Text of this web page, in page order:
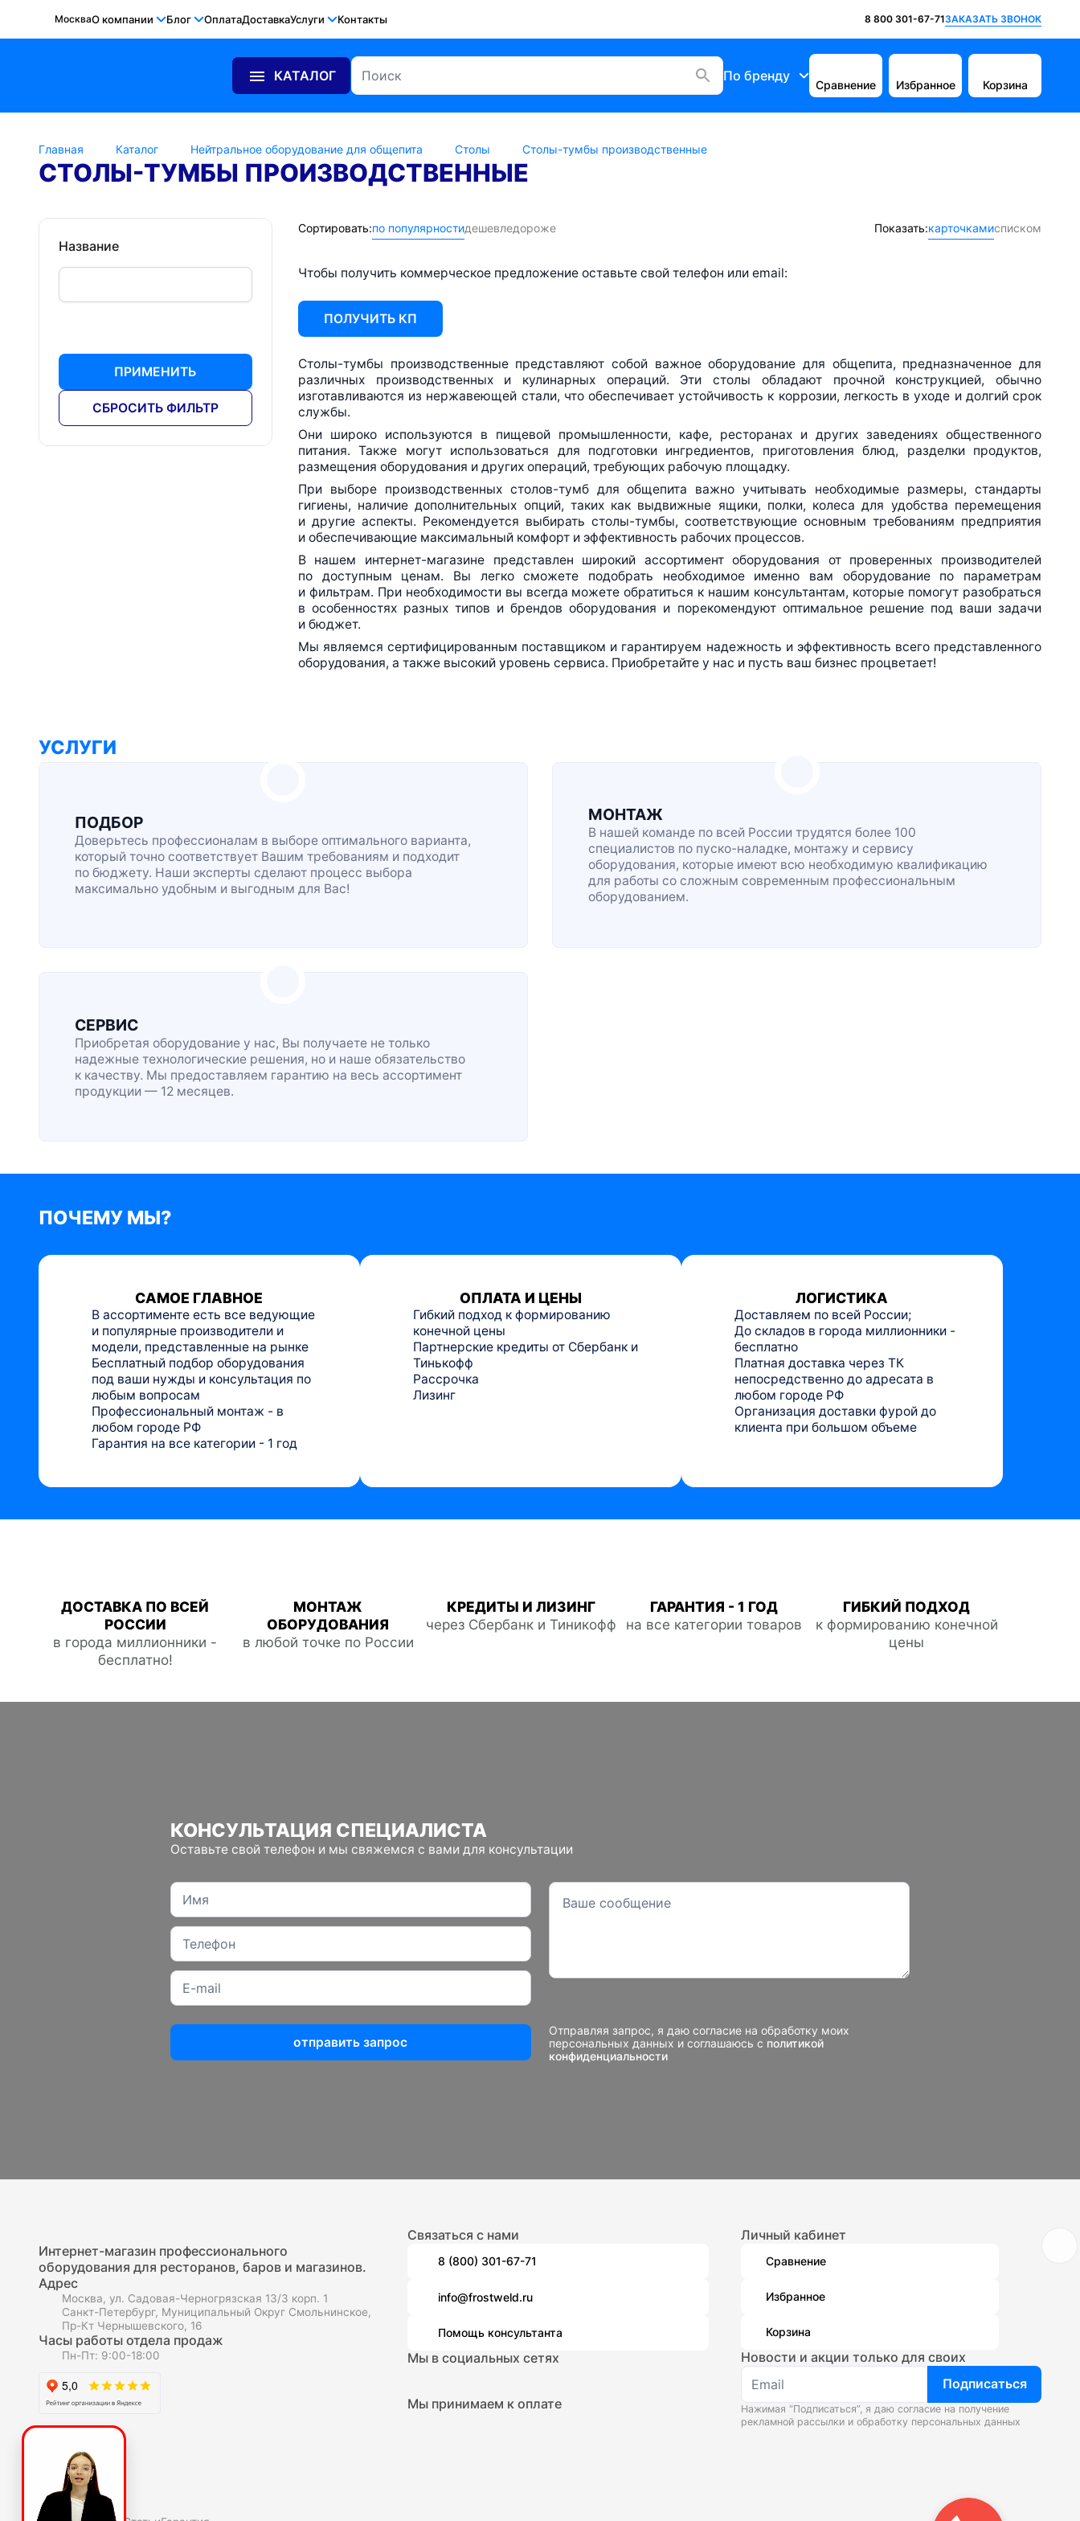
МоскваО компании Блог ОплатаДоставкаУслуги Контакты 8 800 301-67-71ЗАКАЗАТЬ ЗВОНОК
КАТАЛОГ По бренду
Сравнение Избранное Корзина
Главная Каталог Нейтральное оборудование для общепита Столы Столы-тумбы производственные
СТОЛЫ-ТУМБЫ ПРОИЗВОДСТВЕННЫЕ
Сортировать:по популярностидешевледороже Показать:карточкамисписком
Название
ПРИМЕНИТЬ
СБРОСИТЬ ФИЛЬТР
Чтобы получить коммерческое предложение оставьте свой телефон или email:
ПОЛУЧИТЬ КП
Столы-тумбы производственные представляют собой важное оборудование для общепита, предназначенное для
различных производственных и кулинарных операций. Эти столы обладают прочной конструкцией, обычно
изготавливаются из нержавеющей стали, что обеспечивает устойчивость к коррозии, легкость в уходе и долгий срок
службы.
Они широко используются в пищевой промышленности, кафе, ресторанах и других заведениях общественного
питания. Также могут использоваться для подготовки ингредиентов, приготовления блюд, разделки продуктов,
размещения оборудования и других операций, требующих рабочую площадку.
При выборе производственных столов-тумбдля общепита важно учитывать необходимые размеры, стандарты
гигиены, наличие дополнительных опций, таких как выдвижные ящики, полки, колеса для удобства перемещения
и другие аспекты. Рекомендуется выбирать столы-тумбы, соответствующие основным требованиям предприятия
и обеспечивающие максимальный комфорт и эффективность рабочих процессов.
В нашем интернет-магазине представлен широкий ассортимент оборудования от проверенных производителей
по доступным ценам. Вы легко сможете подобрать необходимое именно вам оборудование по параметрам
и фильтрам. При необходимости вы всегда можете обратиться к нашим консультантам, которые помогут разобраться
в особенностях разных типов и брендов оборудования и порекомендуют оптимальное решение под ваши задачи
и бюджет.
Мы являемся сертифицированным поставщиком и гарантируем надежность и эффективность всего представленного
оборудования, а также высокий уровень сервиса. Приобретайте у нас и пусть ваш бизнес процветает!
УСЛУГИ
ПОДБОР
Доверьтесь профессионалам в выборе оптимального варианта,
который точно соответствует Вашим требованиям и подходит
по бюджету. Наши эксперты сделают процесс выбора
максимально удобным и выгодным для Вас!
МОНТАЖ
В нашей команде по всей России трудятся более 100
специалистов по пуско-наладке, монтажу и сервису
оборудования, которые имеют всю необходимую квалификацию
для работы со сложным современным профессиональным
оборудованием.
СЕРВИС
Приобретая оборудование у нас, Вы получаете не только
надежные технологические решения, но и наше обязательство
к качеству. Мы предоставляем гарантию на весь ассортимент
продукции — 12 месяцев.
ПОЧЕМУ МЫ?
САМОЕ ГЛАВНОЕ
В ассортименте есть все ведующие
и популярные производители и
модели, представленные на рынке
Бесплатный подбор оборудования
под ваши нужды и консультация по
любым вопросам
Профессиональный монтаж - в
любом городе РФ
Гарантия на все категории - 1 год
ОПЛАТА И ЦЕНЫ
Гибкий подход к формированию
конечной цены
Партнерские кредиты от Сбербанк и
Тинькофф
Рассрочка
Лизинг
ЛОГИСТИКА
Доставляем по всей России;
До складов в города миллионники -
бесплатно
Платная доставка через ТК
непосредственно до адресата в
любом городе РФ
Организация доставки фурой до
клиента при большом объеме
ДОСТАВКА ПО ВСЕЙ
РОССИИ
в города миллионники -
бесплатно!
МОНТАЖ
ОБОРУДОВАНИЯ
в любой точке по России
КРЕДИТЫ И ЛИЗИНГ
через Сбербанк и Тиникофф
ГАРАНТИЯ - 1 ГОД
на все категории товаров
ГИБКИЙ ПОДХОД
к формированию конечной
цены
КОНСУЛЬТАЦИЯ СПЕЦИАЛИСТА
Оставьте свой телефон и мы свяжемся с вами для консультации
отправить запрос
Отправляя запрос, я даю согласие на обработку моих
персональных данных и соглашаюсь с политикой
конфиденциальности
Интернет-магазин профессионального
оборудования для ресторанов, баров и магазинов.
Адрес
Москва, ул. Садовая-Черногрязская 13/3 корп. 1
Санкт-Петербург, Муниципальный Округ Смольнинское,
Пр-Кт Чернышевского, 16
Часы работы отдела продаж
Пн-Пт: 9:00-18:00
О компаниии
О нас
Полезное
Связаться с нами
8 (800) 301-67-71
info@frostweld.ru
Помощь консультанта
Мы в социальных сетях
Мы принимаем к оплате
Личный кабинет
Сравнение
Избранное
Корзина
Новости и акции только для своих
Подписаться
Нажимая “Подписаться”, я даю согласие на получение
рекламной рассылки и обработку персональных данных